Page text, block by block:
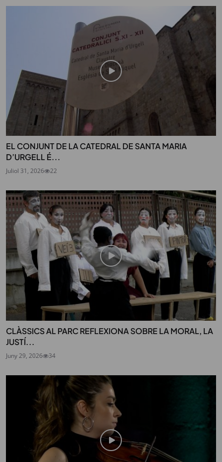
EL CONJUNT DE LA CATEDRAL DE SANTA MARIA
D’URGELL É...
Juliol 31, 2026 22
CLÀSSICS AL PARC REFLEXIONA SOBRE LA MORAL, LA
JUSTÍ...
Juny 29, 2026 34